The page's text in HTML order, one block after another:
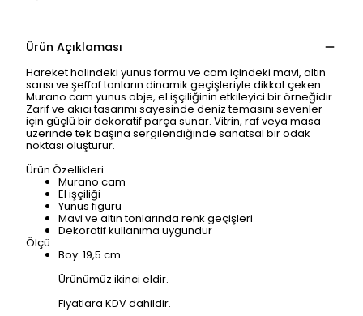
Ürün Açıklaması
Hareket halindeki yunus formu ve cam içindeki mavi, altın
sarısı ve şeffaf tonların dinamik geçişleriyle dikkat çeken
Murano cam yunus obje, el işçiliğinin etkileyici bir örneğidir.
Zarif ve akıcı tasarımı sayesinde deniz temasını sevenler
için güçlü bir dekoratif parça sunar. Vitrin, raf veya masa
üzerinde tek başına sergilendiğinde sanatsal bir odak
noktası oluşturur.
Ürün Özellikleri
Murano cam
El işçiliği
Yunus figürü
Mavi ve altın tonlarında renk geçişleri
Dekoratif kullanıma uygundur
Ölçü
Boy: 19,5 cm
Ürünümüz ikinci eldir.
Fiyatlara KDV dahildir.